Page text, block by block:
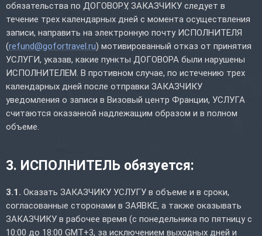
обязательства по ДОГОВОРУ, ЗАКАЗЧИКУ следует в
течение трех календарных дней с момента осуществления
записи, направить на электронную почту ИСПОЛНИТЕЛЯ
(refund@gofortravel.ru) мотивированный отказ от принятия
УСЛУГИ, указав, какие пункты ДОГОВОРА были нарушены
ИСПОЛНИТЕЛЕМ. В противном случае, по истечению трех
календарных дней после отправки ЗАКАЗЧИКУ
уведомления о записи в Визовый центр Франции, УСЛУГА
считаются оказанной надлежащим образом и в полном
объеме.
3. ИСПОЛНИТЕЛЬ обязуется:
3.1. Оказать ЗАКАЗЧИКУ УСЛУГУ в объеме и в сроки,
согласованные сторонами в ЗАЯВКЕ, а также оказывать
ЗАКАЗЧИКУ в рабочее время (с понедельника по пятницу с
10:00 до 18:00 GMT+3, за исключением выходных дней и